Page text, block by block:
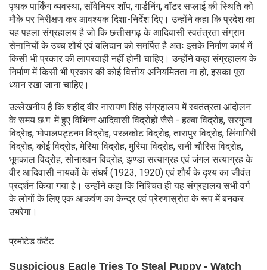
पृथक पार्किंग व्यवस्था, सॉवेनियर शॉप, गार्डनिंग, वॉटर सप्लाई की स्थिति को
मौके पर निरीक्षण कर आवश्यक दिशा-निर्देश दिए। उन्होंने कहा कि प्रदेश का
यह पहला संग्रहालय है जो कि छत्तीसगढ़ के आदिवासी स्वतंत्रता संग्राम
सेनानियों के उच्च शौर्य एवं बलिदान को समर्पित है अतः इसके निर्माण कार्य में
किसी भी प्रकार की लापरवाही नहीं होनी चाहिए। उन्होंने कहा संग्रहालय के
निर्माण में किसी भी प्रकार की कोई वित्तीय अनियमितता ना हो, इसका पूरा
ध्यान रखा जाना चाहिए।
उल्लेखनीय है कि शहीद वीर नारायण सिंह संग्रहालय में स्वतंत्रता आंदोलन
के समय छ.ग. में हुए विभिन्न आदिवासी विद्रोहों जैसे - हल्बा विद्रोह, सरगुजा
विद्रेाह, भोपालपट्टनम विद्रोह, परलकोट विद्रोह, तारापुर विद्रोह, लिंगागिरी
विद्रोह, कोई विद्रोह, मेरिया विद्रोह, मुरिया विद्रोह, रानी चौरिस विद्रोह,
भूमकाल विद्रोह, सोनाखान विद्रोह, झण्डा सत्याग्रह एवं जंगल सत्याग्रह के
वीर आदिवासी नायकों के संघर्ष (1923, 1920) एवं शौर्य के दृश्य का जीवंत
प्रदर्शन किया गया है। उन्होंने कहा कि निश्चित ही यह संग्रहालय सभी वर्ग
के लोगों के लिए एक आकर्षण का केन्द्र एवं प्रेरणास्रोत के रूप में बनकर
उभरेगा।